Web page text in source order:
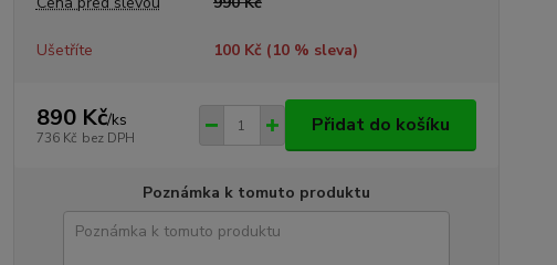
Ušetříte 100 Kč (10% sleva)
890 Kč/ks
736 Kč bez DPH
Přidat do košíku
Poznámka k tomuto produktu